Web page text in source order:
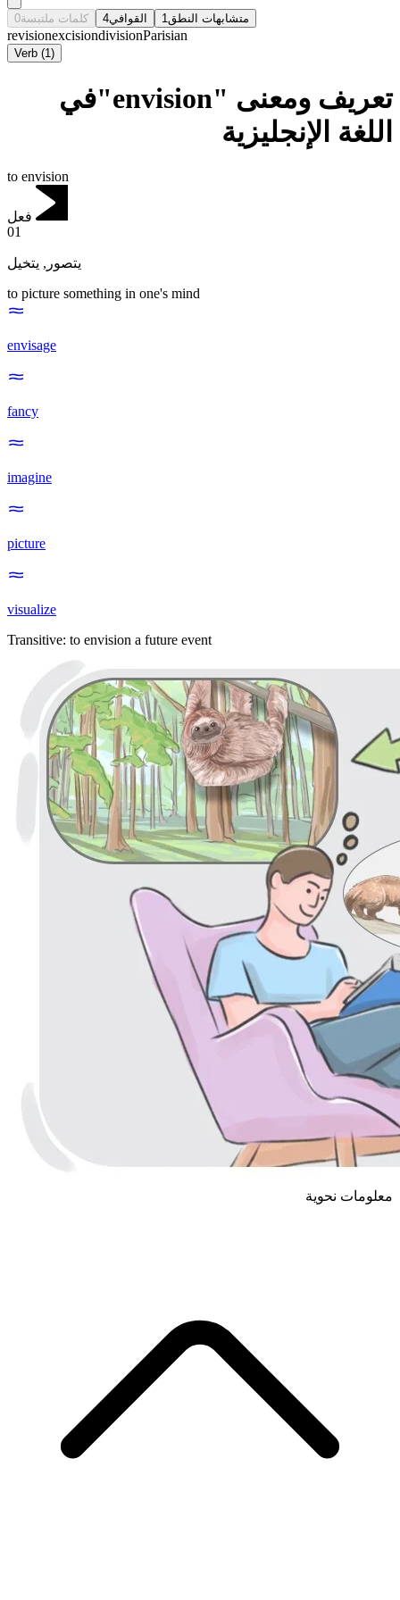
كلمات ملتبسة0 القوافي4 متشابهات النطق 1
revisionexcisiondivisionParisian
Verb (1)
تعريف ومعنى "envision"في
اللغة الإنجليزية
to envision
فعل
01
يتصور , يتخيل
to picture something in one's mind
envisage
fancy
imagine
picture
visualize
Transitive: to envision a future event
معلومات نحوية